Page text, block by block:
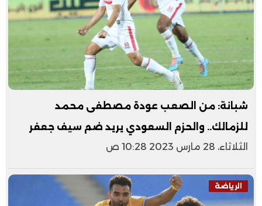
شبانة: من الصعب عودة مصطفى محمد
للزمالك.. والحزم السعودي يريد ضم سيف جعفر
الثلاثاء، 28 مارس 2023 10:28 ص
الرياضة